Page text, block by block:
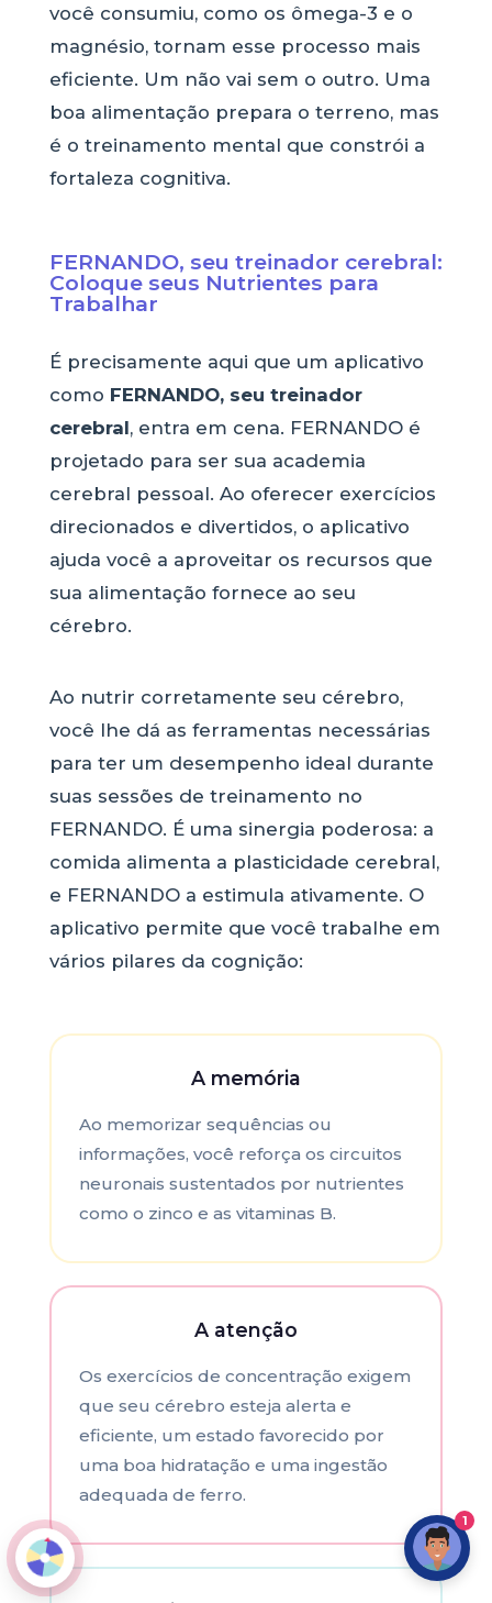
você consumiu, como os ômega-3 e o
magnésio, tornam esse processo mais
eficiente. Um não vai sem o outro. Uma
boa alimentação prepara o terreno, mas
é o treinamento mental que constrói a
fortaleza cognitiva.
FERNANDO, seu treinador cerebral:
Coloque seus Nutrientes para
Trabalhar
É precisamente aqui que um aplicativo
como FERNANDO, seu treinador
cerebral, entra em cena. FERNANDO é
projetado para ser sua academia
cerebral pessoal. Ao oferecer exercícios
direcionados e divertidos, o aplicativo
ajuda você a aproveitar os recursos que
sua alimentação fornece ao seu
cérebro.
Ao nutrir corretamente seu cérebro,
você lhe dá as ferramentas necessárias
para ter um desempenho ideal durante
suas sessões de treinamento no
FERNANDO. É uma sinergia poderosa: a
comida alimenta a plasticidade cerebral,
e FERNANDO a estimula ativamente. O
aplicativo permite que você trabalhe em
vários pilares da cognição:
A memória
Ao memorizar sequências ou
informações, você reforça os circuitos
neuronais sustentados por nutrientes
como o zinco e as vitaminas B.
A atenção
Os exercícios de concentração exigem
que seu cérebro esteja alerta e
eficiente, um estado favorecido por
uma boa hidratação e uma ingestão
adequada de ferro.
1